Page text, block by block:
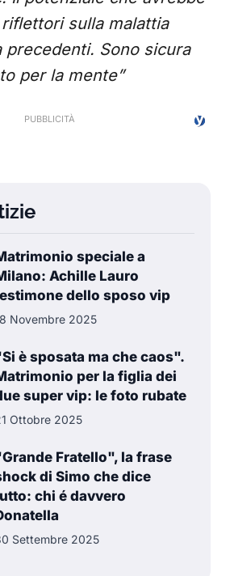
sulla malattia
precedenti. Sono sicura
per la mente”
speciale a
Achille Lauro
dello sposo vip
Novembre 2025
è sposata ma che caos".
per la figlia dei
super vip: le foto rubate
Ottobre 2025
Fratello", la frase
di Simo che dice
chi é davvero
Settembre 2025